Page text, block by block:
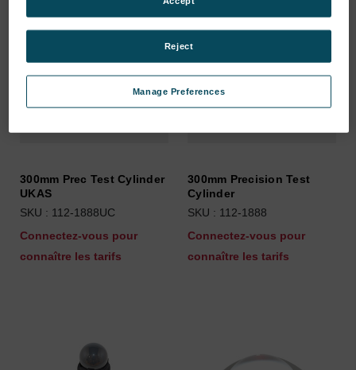
300mm Prec Test Cylinder
UKAS
SKU : 112-1888UC
Connectez-vous pour
connaître les tarifs
300mm Precision Test
Cylinder
SKU : 112-1888
Connectez-vous pour
connaître les tarifs
Manage Preferences
Reject